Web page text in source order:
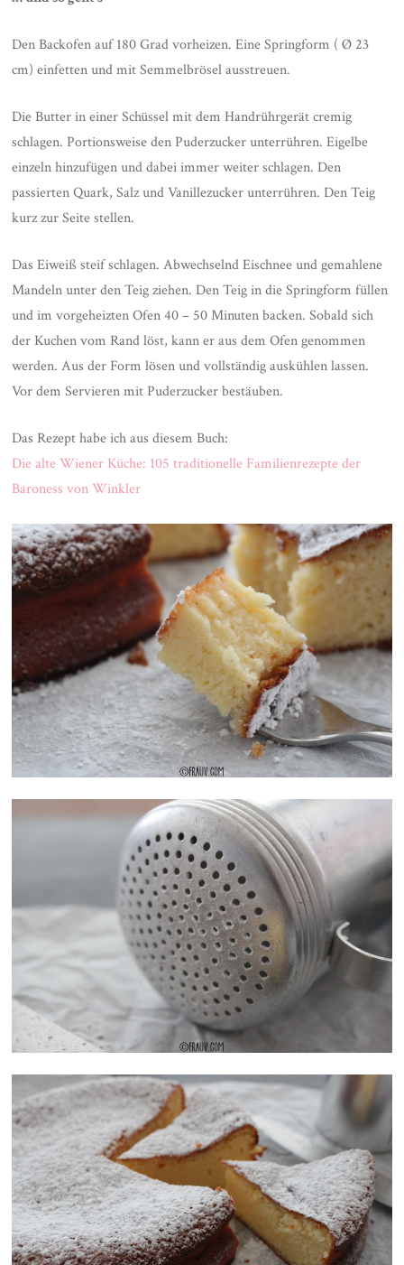
Den Backofen auf 180 Grad vorheizen. Eine Springform ( Ø 23
cm) einfetten und mit Semmelbrösel ausstreuen.
Die Butter in einer Schüssel mit dem Handrührgerät cremig
schlagen. Portionsweise den Puderzucker unterrühren. Eigelbe
einzeln hinzufügen und dabei immer weiter schlagen. Den
passierten Quark, Salz und Vanillezucker unterrühren. Den Teig
kurz zur Seite stellen.
Das Eiweiß steif schlagen. Abwechselnd Eischnee und gemahlene
Mandeln unter den Teig ziehen. Den Teig in die Springform füllen
und im vorgeheizten Ofen 40 – 50 Minuten backen. Sobald sich
der Kuchen vom Rand löst, kann er aus dem Ofen genommen
werden. Aus der Form lösen und vollständig auskühlen lassen.
Vor dem Servieren mit Puderzucker bestäuben.
Das Rezept habe ich aus diesem Buch:
Die alte Wiener Küche: 105 traditionelle Familienrezepte der
Baroness von Winkler